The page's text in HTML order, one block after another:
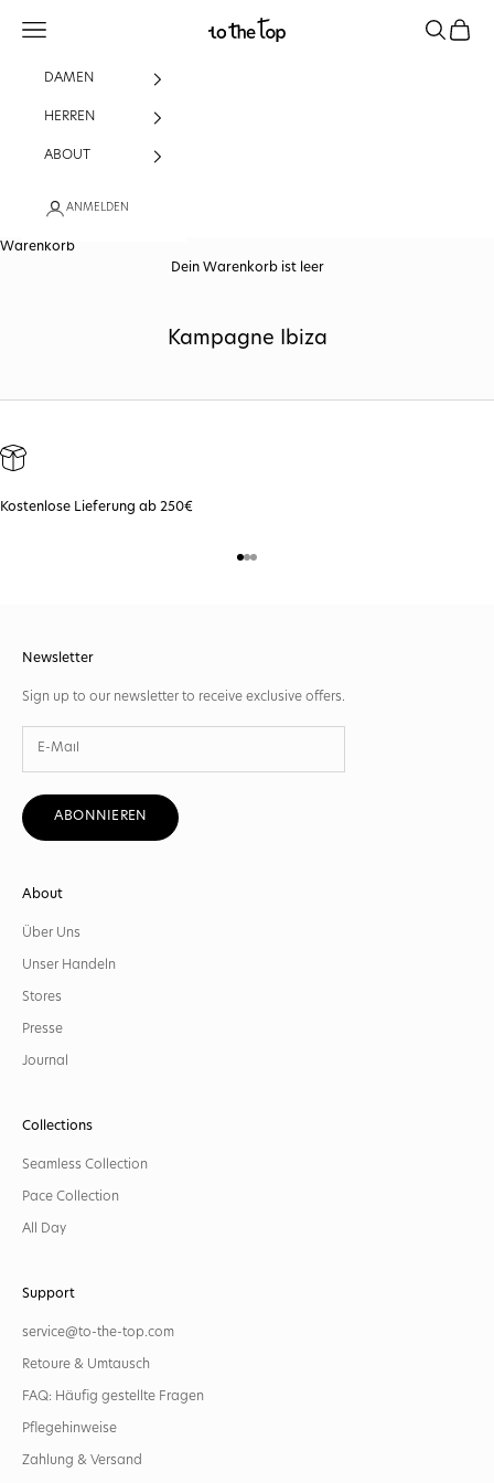
to the top sportswear
Menü Suchen
DAMEN
HERREN
ABOUT
ANMELDEN
Warenkorb
Dein Warenkorb ist leer
Kampagne Ibiza
Kostenlose Lieferung ab 250€
Gehe zu Element 1
Gehe zu Element 2
Gehe zu Element 3
Newsletter
Sign up to our newsletter to receive exclusive offers.
ABONNIEREN
About
Über Uns
Unser Handeln
Stores
Presse
Journal
Collections
Seamless Collection
Pace Collection
All Day
Support
service@to-the-top.com
Retoure & Umtausch
FAQ: Häufig gestellte Fragen
Pflegehinweise
Zahlung & Versand